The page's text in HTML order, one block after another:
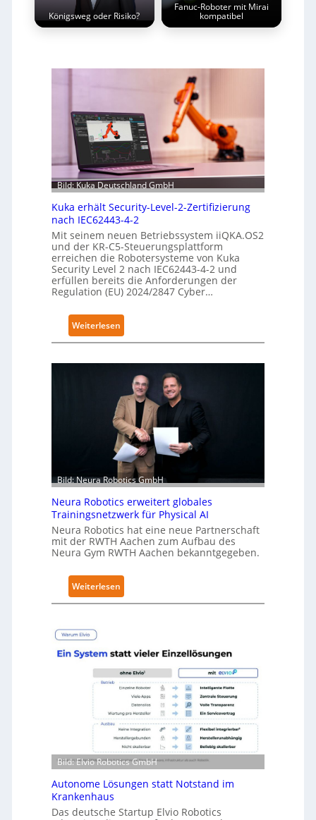
Königsweg oder Risiko?
Fanuc-Roboter mit Mirai
kompatibel
Bild: Kuka Deutschland GmbH
Kuka erhält Security-Level-2-Zertifizierung
nach IEC62443-4-2
Mit seinem neuen Betriebssystem iiQKA.OS2
und der KR-C5-Steuerungsplattform
erreichen die Robotersysteme von Kuka
Security Level 2 nach IEC62443-4-2 und
erfüllen bereits die Anforderungen der
Regulation (EU) 2024/2847 Cyber…
Weiterlesen:
K
e
r
h
ä
l
t
S
e
c
u
r
t
y
-
v
l
2
-
Z
e
r
t
f
Bild: Neura Robotics GmbH
Neura Robotics erweitert globales
Trainingsnetzwerk für Physical AI
Neura Robotics hat eine neue Partnerschaft
mit der RWTH Aachen zum Aufbau des
Neura Gym RWTH Aachen bekanntgegeben.
Weiterlesen:
N
a
R
o
o
t
i
c
r
Bild: Elvio Robotics GmbH
Autonome Lösungen statt Notstand im
Krankenhaus
Das deutsche Startup Elvio Robotics